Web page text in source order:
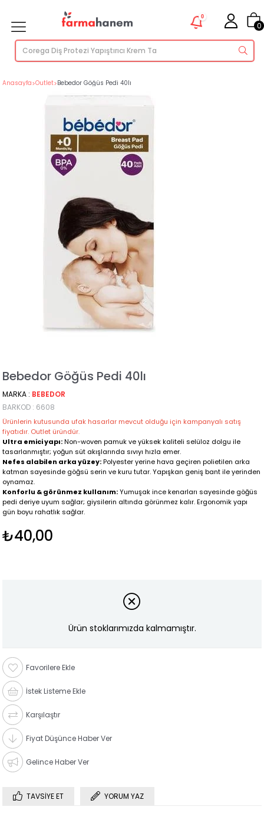
0
0
Anasayfa>Outlet>Bebedor Göğüs Pedi 40lı
Bebedor Göğüs Pedi 40lı
MARKA : BEBEDOR
BARKOD : 6608
Ürünlerin kutusunda ufak hasarlar mevcut olduğu için kampanyalı satış
fiyatıdır. Outlet üründür.
Ultra emici yapı:Non-woven pamuk ve yüksek kaliteli selüloz dolgu ile
tasarlanmıştır; yoğun süt akışlarında sıvıyı hızla emer.
Nefes alabilen arka yüzey:Polyester yerine hava geçiren polietilen arka
katman sayesinde göğsü serin ve kuru tutar. Yapışkan geniş bant ile yerinden
oynamaz.
Konforlu & görünmez kullanım:Yumuşak ince kenarları sayesinde göğüs
pedi deriye uyum sağlar; giysilerin altında görünmez kalır. Ergonomik yapı
gün boyu rahatlık sağlar.
₺40,00
Ürün stoklarımızda kalmamıştır.
Favorilere Ekle
İstek Listeme Ekle
Karşılaştır
Fiyat Düşünce Haber Ver
Gelince Haber Ver
TAVSIYE ET YORUM YAZ